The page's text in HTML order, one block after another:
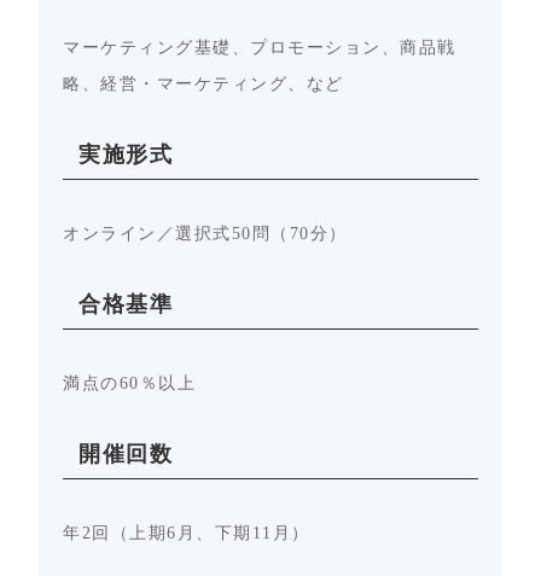
マーケティング基礎、プロモーション、商品戦
略、経営・マーケティング、など
実施形式
オンライン／選択式50問（70分）
合格基準
満点の60％以上
開催回数
年2回（上期6月、下期11月）